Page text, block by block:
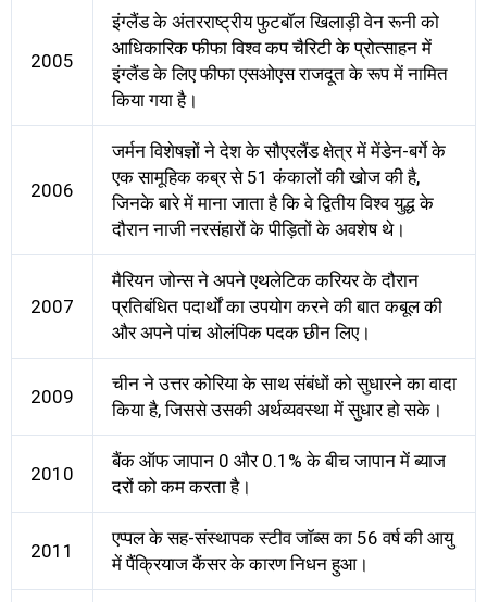
2005
इंग्लैंड के अंतरराष्ट्रीय फुटबॉल खिलाड़ी वेन रूनी को
आधिकारिक फीफा विश्व कप चैरिटी के प्रोत्साहन में
इंग्लैंड के लिए फीफा एसओएस राजदूत के रूप में नामित
किया गया है।
2006
जर्मन विशेषज्ञों ने देश के सौएरलैंड क्षेत्र में मेंडेन-बर्गे के
एक सामूहिक कब्र से 51 कंकालों की खोज की है,
जिनके बारे में माना जाता है कि वे द्वितीय विश्व युद्ध के
दौरान नाजी नरसंहारों के पीड़ितों के अवशेष थे।
2007
मैरियन जोन्स ने अपने एथलेटिक करियर के दौरान
प्रतिबंधित पदार्थों का उपयोग करने की बात कबूल की
और अपने पांच ओलंपिक पदक छीन लिए।
2009
चीन ने उत्तर कोरिया के साथ संबंधों को सुधारने का वादा
किया है, जिससे उसकी अर्थव्यवस्था में सुधार हो सके।
2010
बैंक ऑफ जापान 0 और 0.1% के बीच जापान में ब्याज
दरों को कम करता है।
2011
एप्पल के सह-संस्थापक स्टीव जॉब्स का 56 वर्ष की आयु
में पैंक्रियाज कैंसर के कारण निधन हुआ।